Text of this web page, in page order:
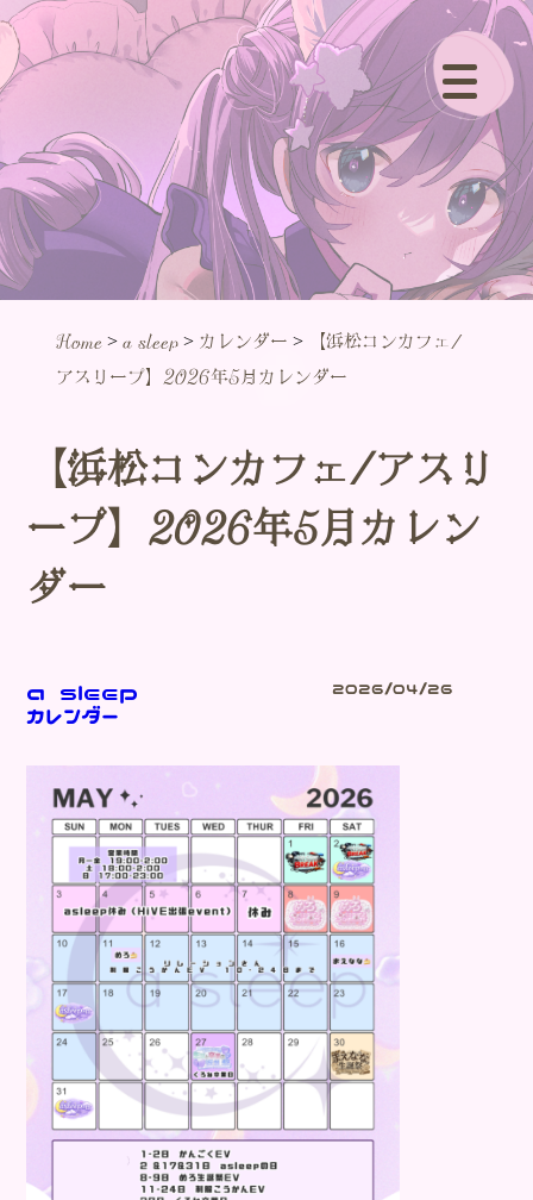
Blog -ブログ-
Home >a sleep > カレンダー >
【浜松コンカフェ/
アスリープ】2026年5月カレンダー
【浜松コンカフェ/アスリ
ープ】2026年5月カレン
ダー
a sleep
カレンダー
2026/04/26